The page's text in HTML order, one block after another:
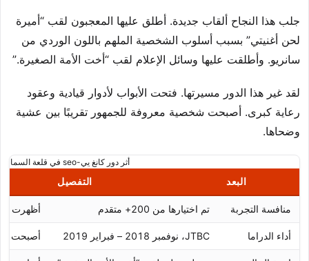
جلب هذا النجاح ألقاب جديدة. أطلق عليها المعجبون لقب “أميرة
لحن أغنيتي” بسبب أسلوب الشخصية الملهم باللون الوردي من
سانريو. وأطلقت عليها وسائل الإعلام لقب “أخت الأمة الصغيرة.”
لقد غير هذا الدور مسيرتها. فتحت الأبواب لأدوار قيادية وعقود
رعاية كبرى. أصبحت شخصية معروفة للجمهور تقريبًا بين عشية
وضحاها.
أثر دور كانغ يي-seo في قلعة السماء
البعد التفصيل
منافسة التجربة تم اختيارها من 200+ متقدم أظهرت
أداء الدراما JTBC، نوفمبر 2018 – فبراير 2019 أصبحت